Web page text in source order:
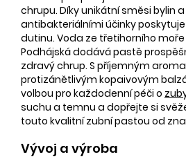
chrupu. Díky unikátní směsi bylin
antibakteriálními účinky
dutinu. Voda ze třetihorního
Podhájská dodává pastě
zdravý chrup. S příjemným
protizánětlivým kopaivovým
volbou pro každodenní péči o
suchu a temnu a dopřejte si
touto kvalitní zubní pastou od
Vývoj a výroba